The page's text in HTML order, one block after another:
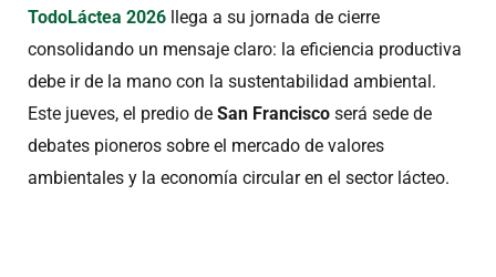
TodoLáctea 2026 llega a su jornada de cierre
consolidando un mensaje claro: la eficiencia productiva
debe ir de la mano con la sustentabilidad ambiental.
Este jueves, el predio de San Francisco será sede de
debates pioneros sobre el mercado de valores
ambientales y la economía circular en el sector lácteo.